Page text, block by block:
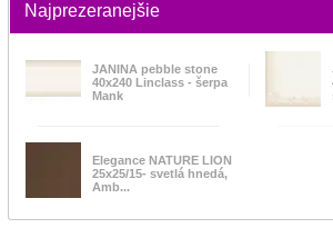
Najprezeranejšie
JANINA pebble stone
40x240 Linclass - šerpa
Mank
Elegance NATURE LION
25x25/15- svetlá hnedá,
Amb...